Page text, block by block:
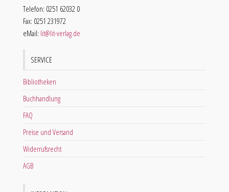
Telefon: 0251 62032 0
Fax: 0251 231972
eMail: lit@lit-verlag.de
SERVICE
Bibliotheken
Buchhandlung
FAQ
Preise und Versand
Widerrufsrecht
AGB